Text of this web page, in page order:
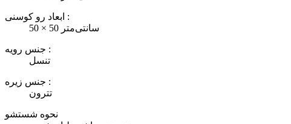
ابعاد رو کوسنی :
50 × 50 سانتی‌متر
جنس رویه :
تنسل
جنس زیره :
تترون
نحوه شستشو